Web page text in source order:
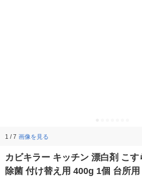
1 / 7 画像を見る
カビキラー キッチン 漂白剤 こす
除菌 付け替え用 400g 1個 台所